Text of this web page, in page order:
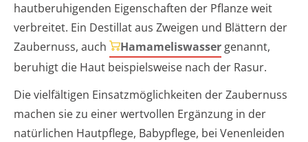
hautberuhigenden Eigenschaften der Pflanze weit
verbreitet. Ein Destillat aus Zweigen und Blättern der
Zaubernuss, auch
Hamameliswasser genannt,
beruhigt die Haut beispielsweise nach der Rasur.
Die vielfältigen Einsatzmöglichkeiten der Zaubernuss
machen sie zu einer wertvollen Ergänzung in der
natürlichen Hautpflege, Babypflege, bei Venenleiden